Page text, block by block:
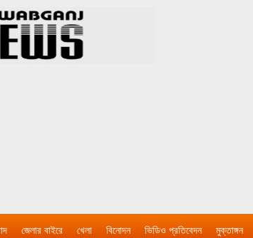
জেলার বাইরে খেলা বিনোদন ভিডিও প্রতিবেদন মুক্তাঙ্গন